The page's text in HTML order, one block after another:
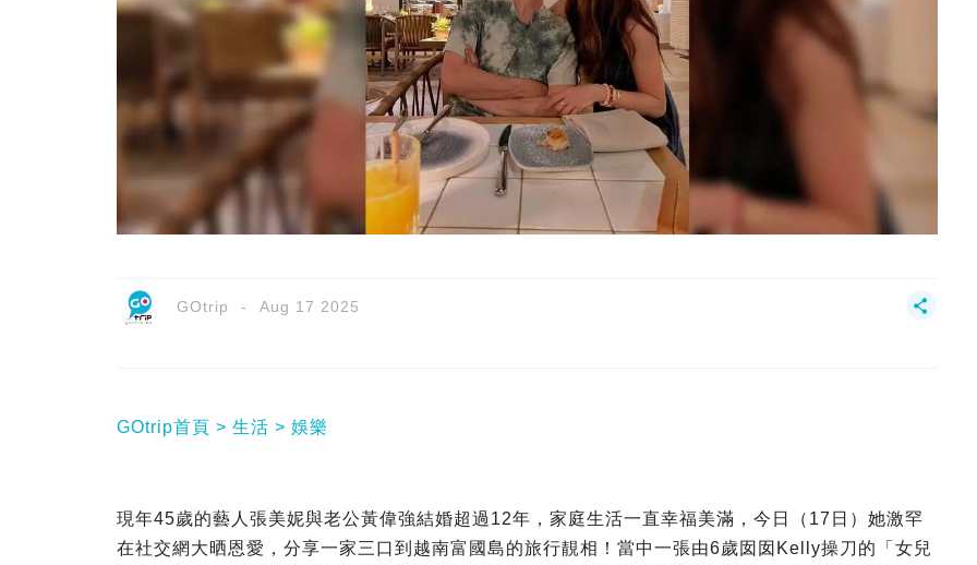
GOtrip Aug 17 2025
GOtrip首頁 生活 娛樂
現年45歲的藝人張美妮與老公黃偉強結婚超過12年，家庭生活一直幸福美滿，今日（17日）她激罕
在社交網大晒恩愛，分享一家三口到越南富國島的旅行靚相！當中一張由6歲囡囡Kelly操刀的「女兒